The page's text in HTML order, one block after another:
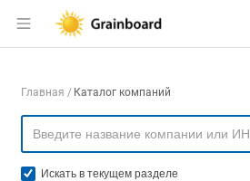
Раздел навигации по
Навигация по
Главная Каталог компаний
Искать в текущем разделе